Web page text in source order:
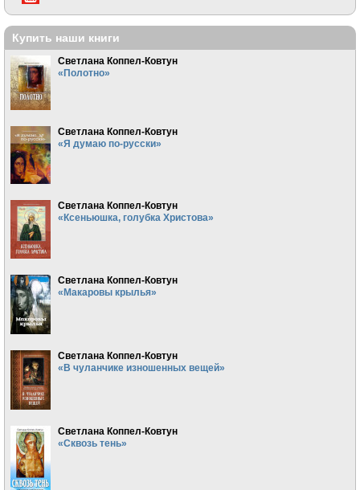
Купить наши книги
Светлана Коппел-Ковтун
«Полотно»
Светлана Коппел-Ковтун
«Я думаю по-русски»
Светлана Коппел-Ковтун
«Ксеньюшка, голубка Христова»
Светлана Коппел-Ковтун
«Макаровы крылья»
Светлана Коппел-Ковтун
«В чуланчике изношенных вещей»
Светлана Коппел-Ковтун
«Сквозь тень»